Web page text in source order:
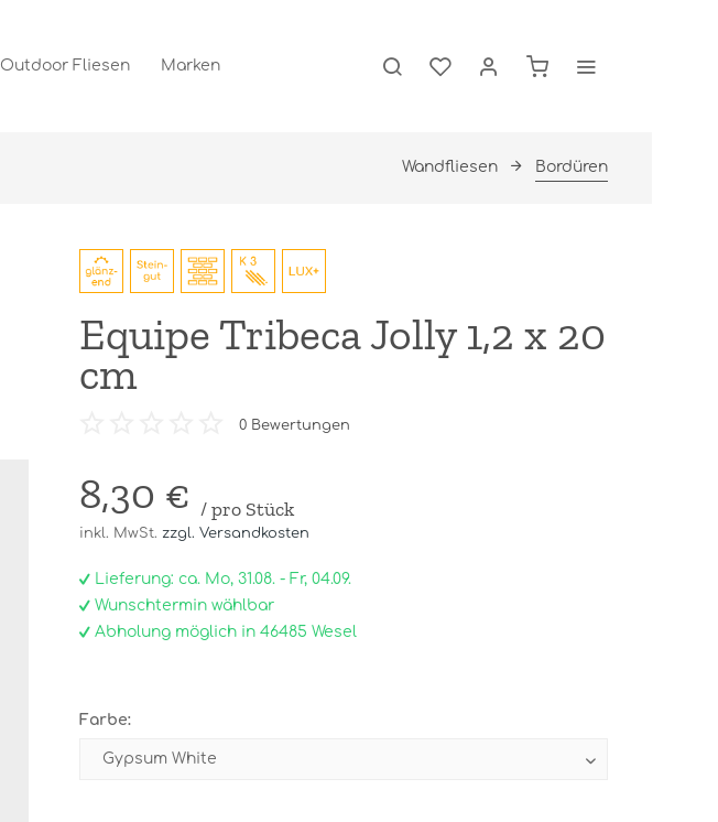
Outdoor Fliesen Marken
Wandfliesen Bordüren
Equipe Tribeca Jolly 1,2 x 20
cm
0Bewertungen
8,30 € / pro Stück
inkl. MwSt. zzgl. Versandkosten
Lieferung: ca. Mo, 31.08. - Fr, 04.09.
Wunschtermin wählbar
Abholung möglich in 46485 Wesel
Farbe: